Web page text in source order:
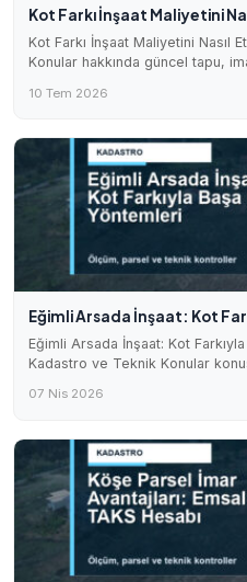
Kot Farkı İnşaat Maliyetini
Kot Farkı İnşaat Maliyetini Nasıl
Konular hakkında güncel tapu,
10 Tem 2026
Eğimli Arsada İnşaat: Kot
Eğimli Arsada İnşaat: Kot
Kadastro ve Teknik Konular
07 Nis 2026